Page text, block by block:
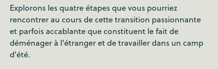
Explorons les quatre étapes que vous pourriez
rencontrer au cours de cette transition passionnante
et parfois accablante que constituent le fait de
déménager à l'étranger et de travailler dans un camp
d'été.